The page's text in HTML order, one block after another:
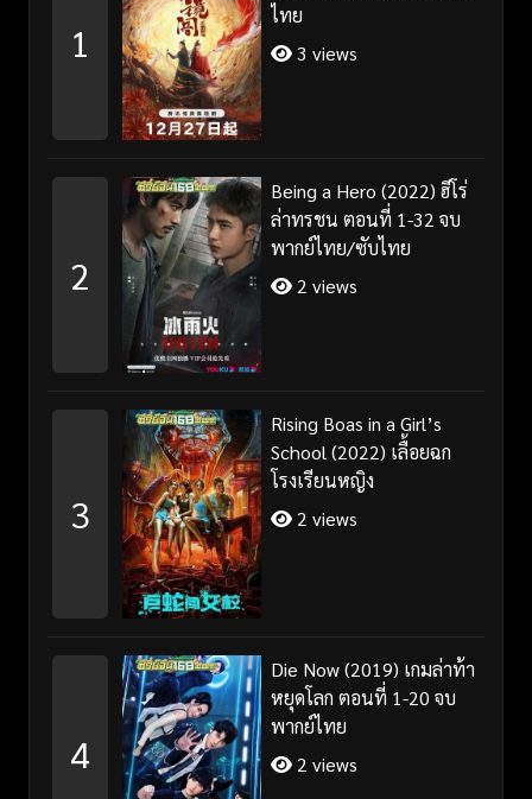
1
ไทย
3 views
2
Being a Hero (2022) ฮีโร่
ล่าทรชน ตอนที่ 1-32 จบ
พากย์ไทย/ซับไทย
2 views
3
Rising Boas in a Girl’s
School (2022) เลื้อยฉก
โรงเรียนหญิง
2 views
4
Die Now (2019) เกมล่าท้า
หยุดโลก ตอนที่ 1-20 จบ
พากย์ไทย
2 views